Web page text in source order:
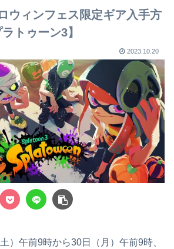
ウィンフェス限定ギア入手方
トゥーン3】
2023.10.20
）午前9時から30日（月）午前9時、